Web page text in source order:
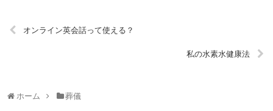
オンライン英会話って使える？
私の水素水健康法
ホーム 葬儀